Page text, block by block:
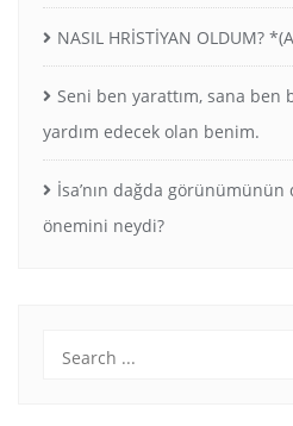
NASIL HRİSTİYAN OLDUM?
Seni ben yarattım, sana ben
yardım edecek olan benim.
İsa’nın dağda
önemini neydi?